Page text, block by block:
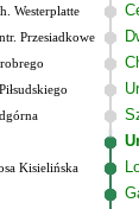
Westerplatte
Przesiadkowe
Kisielińska